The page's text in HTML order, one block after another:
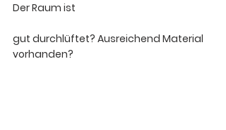
Der Raum ist
gut durchlüftet? Ausreichend Material
vorhanden?